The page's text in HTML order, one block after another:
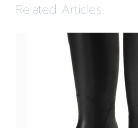
Related Articles